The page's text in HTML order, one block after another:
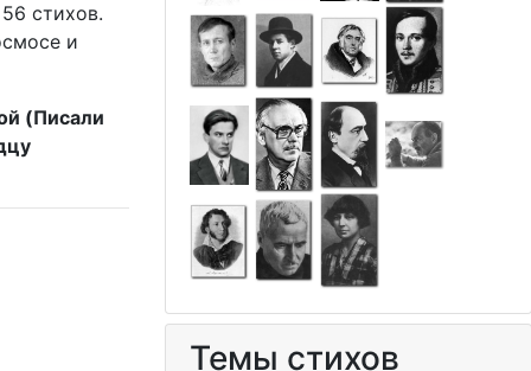
стихов.
и
(Писали
Темы стихов